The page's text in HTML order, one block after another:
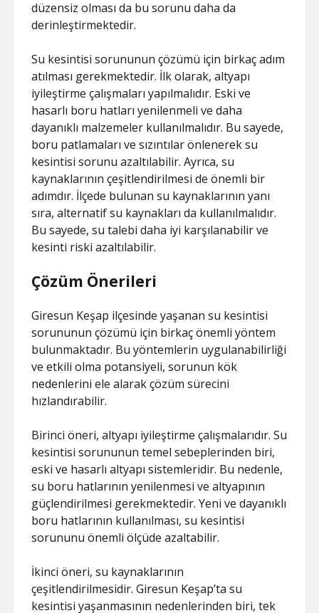
düzensiz olması da bu sorunu daha da
derinleştirmektedir.
Su kesintisi sorununun çözümü için birkaç adım
atılması gerekmektedir. İlk olarak, altyapı
iyileştirme çalışmaları yapılmalıdır. Eski ve
hasarlı boru hatları yenilenmeli ve daha
dayanıklı malzemeler kullanılmalıdır. Bu sayede,
boru patlamaları ve sızıntılar önlenerek su
kesintisi sorunu azaltılabilir. Ayrıca, su
kaynaklarının çeşitlendirilmesi de önemli bir
adımdır. İlçede bulunan su kaynaklarının yanı
sıra, alternatif su kaynakları da kullanılmalıdır.
Bu sayede, su talebi daha iyi karşılanabilir ve
kesinti riski azaltılabilir.
Çözüm Önerileri
Giresun Keşap ilçesinde yaşanan su kesintisi
sorununun çözümü için birkaç önemli yöntem
bulunmaktadır. Bu yöntemlerin uygulanabilirliği
ve etkili olma potansiyeli, sorunun kök
nedenlerini ele alarak çözüm sürecini
hızlandırabilir.
Birinci öneri, altyapı iyileştirme çalışmalarıdır. Su
kesintisi sorununun temel sebeplerinden biri,
eski ve hasarlı altyapı sistemleridir. Bu nedenle,
su boru hatlarının yenilenmesi ve altyapının
güçlendirilmesi gerekmektedir. Yeni ve dayanıklı
boru hatlarının kullanılması, su kesintisi
sorununu önemli ölçüde azaltabilir.
İkinci öneri, su kaynaklarının
çeşitlendirilmesidir. Giresun Keşap’ta su
kesintisi yaşanmasının nedenlerinden biri, tek